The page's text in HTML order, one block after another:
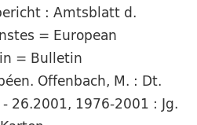
: Amtsblatt d.
= European
= Bulletin
Offenbach, M. : Dt.
26.2001, 1976-2001 : Jg.